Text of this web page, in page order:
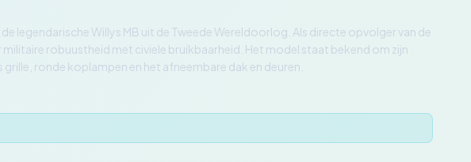
legendarische Willys MB uit de Tweede Wereldoorlog. Als directe opvolger van de
robuustheid met civiele bruikbaarheid. Het model staat bekend om zijn
ronde koplampen en het afneembare dak en deuren.